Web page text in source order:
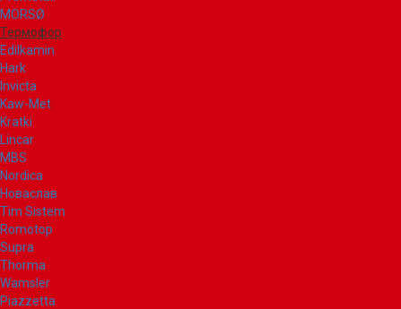
MORSØ
Термофор
Edilkamin
Hark
Invicta
Kaw-Met
Kratki
Lincar
MBS
Nordica
Новаслав
Tim Sistem
Romotop
Supra
Thorma
Wamsler
Piazzetta